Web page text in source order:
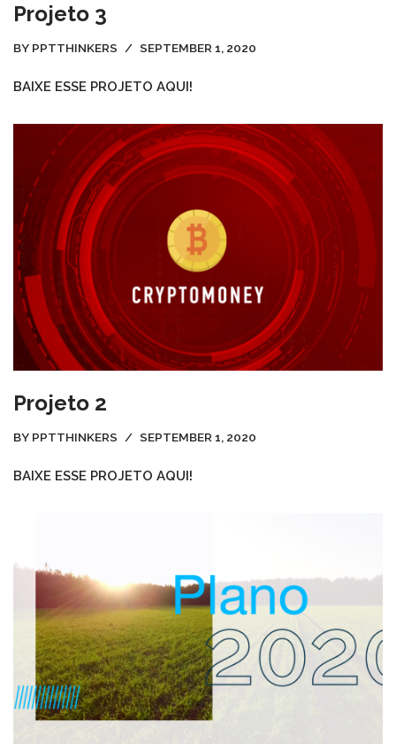
Projeto 3
BY PPTTHINKERS SEPTEMBER 1, 2020
BAIXE ESSE PROJETO AQUI!
Projeto 2
BY PPTTHINKERS SEPTEMBER 1, 2020
BAIXE ESSE PROJETO AQUI!